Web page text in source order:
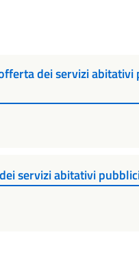
dei servizi
servizi abitativi